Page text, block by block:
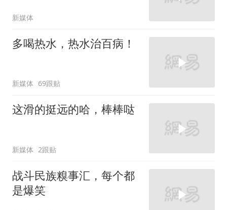
新媒体
多喝热水，热水治百病！
新媒体 69跟贴
这滑的挺远的哈，棒棒哒
新媒体 2跟贴
战斗民族糗事汇，每个都
是爆笑